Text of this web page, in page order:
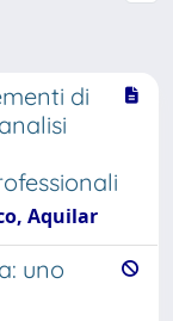
di
Aquilar
uno